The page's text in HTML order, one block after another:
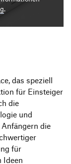
.
das speziell
für Einsteiger
die
und
die
für
Ideen